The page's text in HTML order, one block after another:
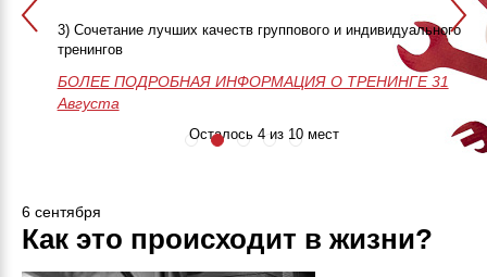
БОЛЕЕ ПОДРОБНАЯ ИНФОРМАЦИЯ О ТРЕНИНГЕ
28-29-30 Августа
3) Сочетание лучших качеств группового и индивидуального
тренингов
БОЛЕЕ ПОДРОБНАЯ ИНФОРМАЦИЯ О ТРЕНИНГЕ 31
Августа
Осталось 4 из 10 мест
Онлайн поддержка
Незабываемое
приключение
результата
>>>ЗАПИСАТЬСЯ НА КЛУБНЫЙ ПИКАП-ТРЕНИНГ<<<
в 20:00
>>>ЗАПИСАТЬСЯ НА МАСТЕР-
КЛАСС<<<
6 сентября
Как это происходит в жизни?